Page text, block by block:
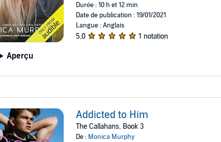
Aperçu
Durée : 10 h et 12 min
Date de publication : 19/01/2021
Langue : Anglais
5,0 1 notation
Addicted to Him
The Callahans, Book 3
De : Monica Murphy